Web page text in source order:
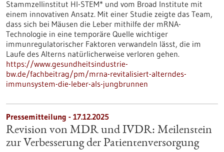
Stammzellinstitut HI-STEM* und vom Broad Institute mit
einem innovativen Ansatz. Mit einer Studie zeigte das Team,
dass sich bei Mäusen die Leber mithilfe der mRNA-
Technologie in eine temporäre Quelle wichtiger
immunregulatorischer Faktoren verwandeln lässt, die im
Laufe des Alterns natürlicherweise verloren gehen.
https://www.gesundheitsindustrie-
bw.de/fachbeitrag/pm/mrna-revitalisiert-alterndes-
immunsystem-die-leber-als-jungbrunnen
Pressemitteilung - 17.12.2025
Revision von MDR und IVDR: Meilenstein
zur Verbesserung der Patientenversorgung